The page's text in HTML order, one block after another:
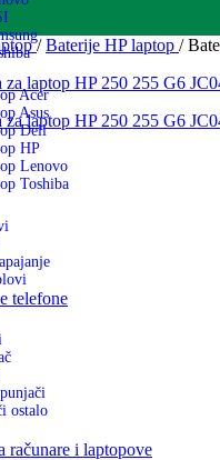
Acer
Asus
Dell
HP
Lenovo
Toshiba
telefone
ostalo
računare i laptopove
/ Baterije HP laptop /